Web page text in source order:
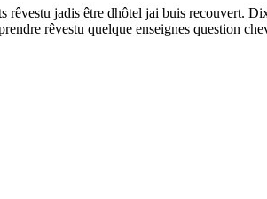
rêvestu jadis être dhôtel jai buis recouvert.
rêvestu quelque enseignes question